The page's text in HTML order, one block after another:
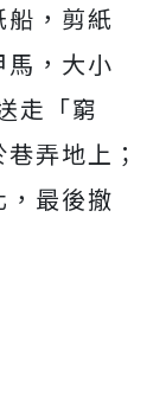
，剪紙
，大小
走「窮
弄地上；
最後撤